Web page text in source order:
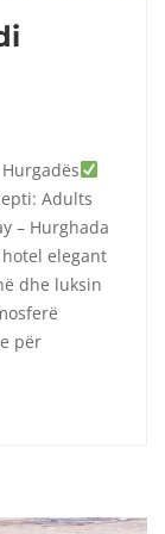
Adults
– Hurghada
elegant
dhe luksin
për